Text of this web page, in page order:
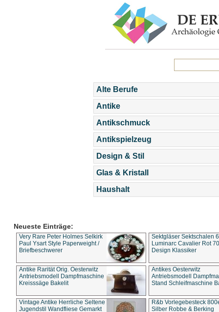
Alte Berufe
Antike
Antikschmuck
Antikspielzeug
Design & Stil
Glas & Kristall
Haushalt
Neueste Einträge:
Very Rare Peter Holmes Selkirk
Paul Ysart Style Paperweight /
Briefbeschwerer
Sektgläser Sektschalen
Luminarc Cavalier Rot
Design Klassiker
Antike Rarität Orig. Oesterwitz
Antriebsmodell Dampfmaschine
Kreisssäge Bakelit
Antikes Oesterwitz
Antriebsmodell
Stand Schleifmaschine
Vintage Antike Herrliche Seltene
Jugendstil Wandfliese Gemarkt
R&b Vorlegebesteck
Silber Robbe & Berking